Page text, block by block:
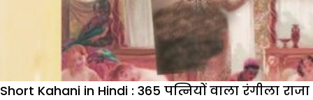
Short Kahani in Hindi : 365 पत्नियों वाला रंगीला राजा